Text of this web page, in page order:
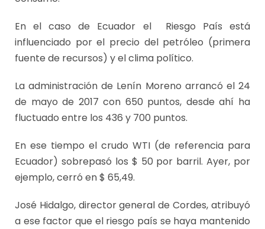
En el caso de Ecuador el Riesgo País está
influenciado por el precio del petróleo (primera
fuente de recursos) y el clima político.
La administración de Lenín Moreno arrancó el 24
de mayo de 2017 con 650 puntos, desde ahí ha
fluctuado entre los 436 y 700 puntos.
En ese tiempo el crudo WTI (de referencia para
Ecuador) sobrepasó los $ 50 por barril. Ayer, por
ejemplo, cerró en $ 65,49.
José Hidalgo, director general de Cordes, atribuyó
a ese factor que el riesgo país se haya mantenido